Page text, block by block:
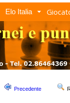
Elo Italia
Precedente